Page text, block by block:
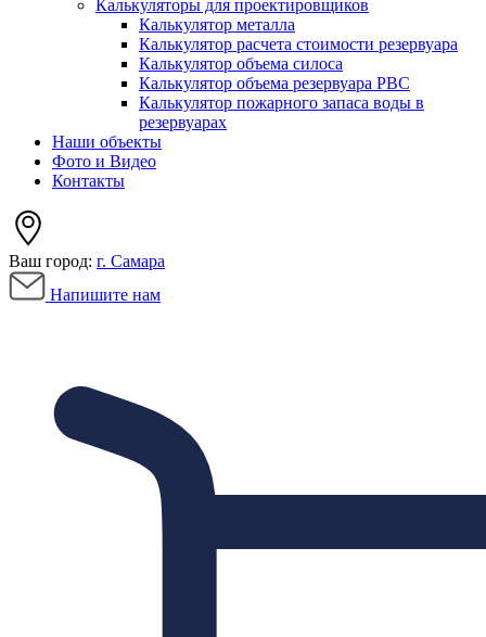
Калькуляторы для проектировщиков
Калькулятор металла
Калькулятор расчета стоимости резервуара
Калькулятор объема силоса
Калькулятор объема резервуара РВС
Калькулятор пожарного запаса воды в
резервуарах
Наши объекты
Фото и Видео
Контакты
Ваш город: г. Самара
Напишите нам